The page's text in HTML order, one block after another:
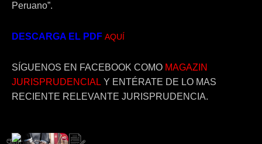
Peruano”.
DESCARGA EL PDF AQUÍ
SÍGUENOS EN FACEBOOK COMO MAGAZIN
JURISPRUDENCIAL Y ENTÉRATE DE LO MAS
RECIENTE RELEVANTE JURISPRUDENCIA.